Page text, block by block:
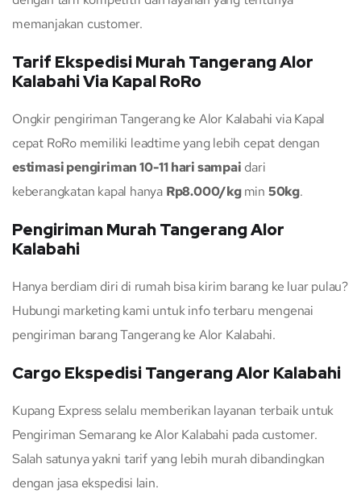
memanjakan customer.
Tarif Ekspedisi Murah Tangerang Alor
Kalabahi Via Kapal RoRo
Ongkir pengiriman Tangerang ke Alor Kalabahi via Kapal
cepat RoRo memiliki leadtime yang lebih cepat dengan
estimasi pengiriman 10-11 hari sampai dari
keberangkatan kapal hanya Rp8.000/kgmin 50kg.
Pengiriman Murah Tangerang Alor
Kalabahi
Hanya berdiam diri di rumah bisa kirim barang ke luar pulau?
Hubungi marketing kami untuk info terbaru mengenai
pengiriman barang Tangerang ke Alor Kalabahi.
Cargo Ekspedisi Tangerang Alor Kalabahi
Kupang Express selalu memberikan layanan terbaik untuk
Pengiriman Semarang ke Alor Kalabahi pada customer.
Salah satunya yakni tarif yang lebih murah dibandingkan
dengan jasa ekspedisi lain.